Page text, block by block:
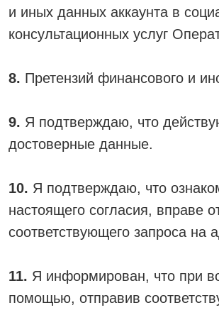
и иных данных аккаунта в
консультационных услуг
8. Претензий финансового и
9. Я подтверждаю, что
достоверные данные.
10. Я подтверждаю, что
настоящего согласия, вправе
соответствующего запроса на
11. Я информирован, что при
помощью, отправив